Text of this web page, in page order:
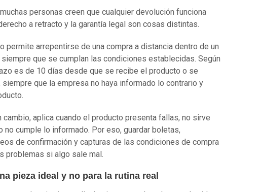
personas creen que cualquier devolución funciona
a retracto y la garantía legal son cosas distintas.
permite arrepentirse de una compra a distancia dentro de un
que se cumplan las condiciones establecidas. Según
es de 10 días desde que se recibe el producto o se
que la empresa no haya informado lo contrario y
cambio, aplica cuando el producto presenta fallas, no sirve
no cumple lo informado. Por eso, guardar boletas,
de confirmación y capturas de las condiciones de compra
problemas si algo sale mal.
pieza ideal y no para la rutina real